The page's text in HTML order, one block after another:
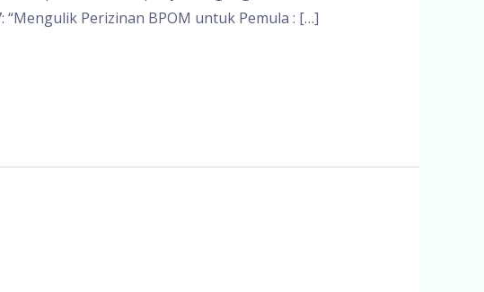
Perizinan BPOM untuk Pemula : […]